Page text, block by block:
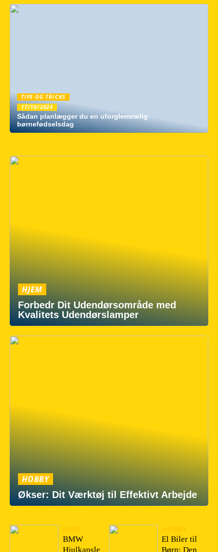
TIPS OG TRICKS
17/10/2024
Sådan planlægger du en uforglemmelig
børnefødselsdag
HJEM
Forbedr Dit Udendørsområde med
Kvalitets Udendørslamper
HOBBY
Økser: Dit Værktøj til Effektivt Arbejde
BMW
Hjulkapsle
El Biler til
Børn: Den